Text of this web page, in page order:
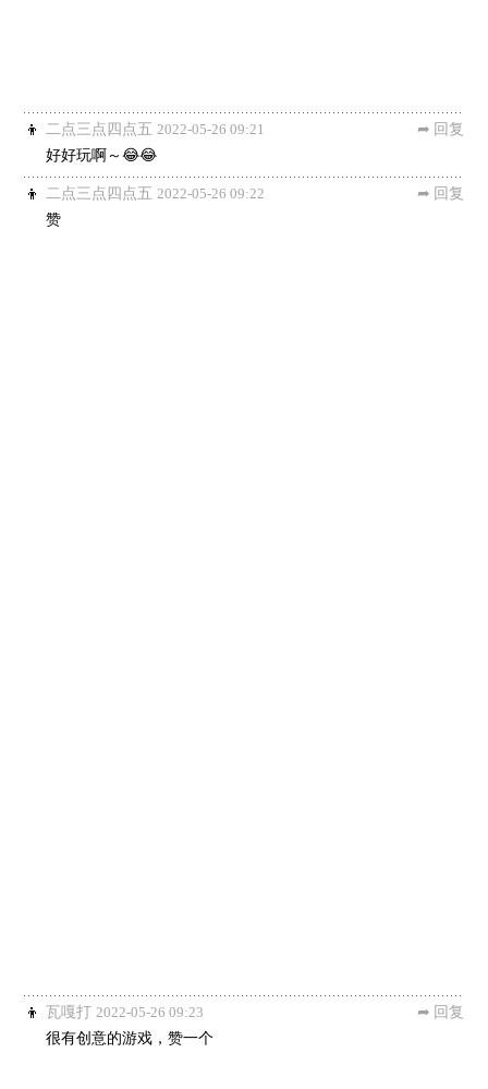
二点三点四点五 2022-05-26 09:21
好好玩啊～😂😂
回复
二点三点四点五 2022-05-26 09:22
赞
回复
瓦嘎打 2022-05-26 09:23
很有创意的游戏，赞一个
回复